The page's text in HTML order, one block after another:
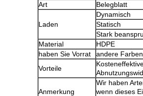
Art
Belegblatt
Laden
Dynamisch
Statisch
Stark
Material
HDPE
haben Sie Vorrat
andere
Vorteile
Anmerkung
Wir haben
wenn dieses